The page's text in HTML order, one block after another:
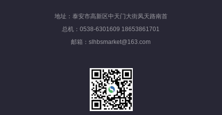
地址：泰安市高新区中天门大街凤天路南首
总机：0538-6301609 18653861701
邮箱：slhbsmarket@163.com